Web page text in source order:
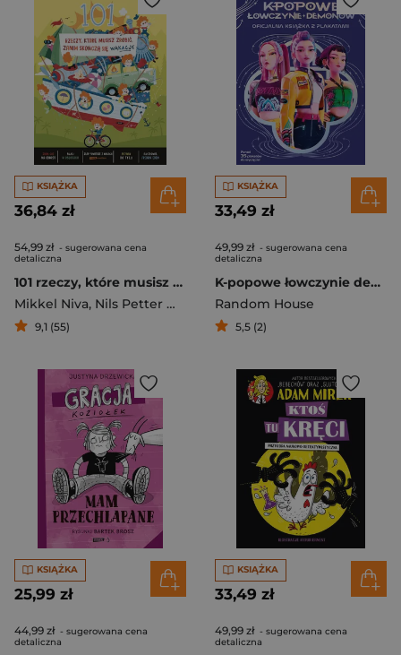
KSIĄŻKA
36,84 zł
54,99 zł - sugerowana cena
detaliczna
101 rzeczy, które musisz zrobić, zanim skończą się wakacje
Mikkel Niva, Nils Petter Mørland ,Fredrik Edén
9,1 (55)
KSIĄŻKA
33,49 zł
49,99 zł - sugerowana cena
detaliczna
K-popowe łowczynie demonów. Oficjalna książka z plakatami
Random House
5,5 (2)
KSIĄŻKA
25,99 zł
44,99 zł - sugerowana cena
detaliczna
KSIĄŻKA
33,49 zł
49,99 zł - sugerowana cena
detaliczna